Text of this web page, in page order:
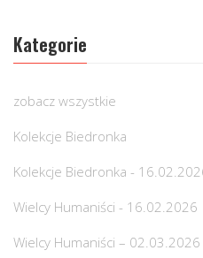
Kategorie
zobacz wszystkie
Kolekcje Biedronka
Kolekcje Biedronka -
Wielcy Humaniści - 16.02.2026
Wielcy Humaniści – 02.03.2026